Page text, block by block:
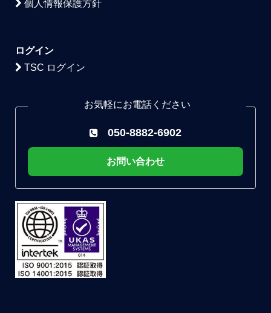
個人情報保護方針
ログイン
TSC ログイン
お気軽にお電話ください
050-8882-6902
お問い合わせ